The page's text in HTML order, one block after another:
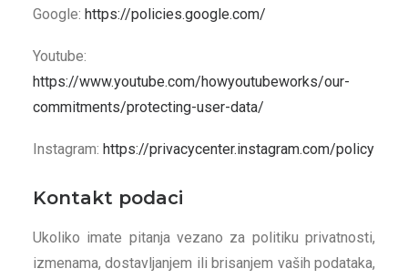
Google: https://policies.google.com/
Youtube:
https://www.youtube.com/howyoutubeworks/our-
commitments/protecting-user-data/
Instagram: https://privacycenter.instagram.com/policy
Kontakt podaci
Ukoliko imate pitanja vezano za politiku privatnosti,
izmenama, dostavljanjem ili brisanjem vaših podataka,